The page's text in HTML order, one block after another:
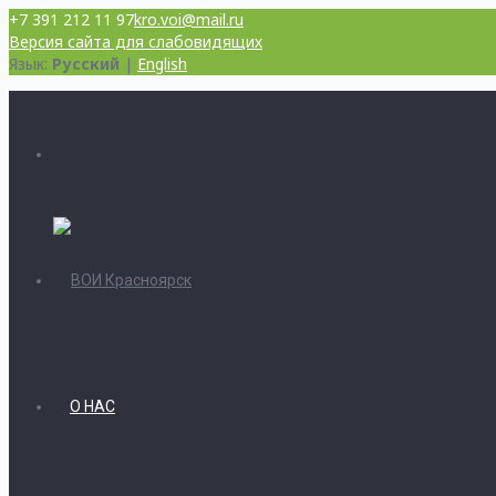
+7 391 212 11 97kro.voi@mail.ru
Версия сайта для слабовидящих
Язык: Русский | English
О НАС